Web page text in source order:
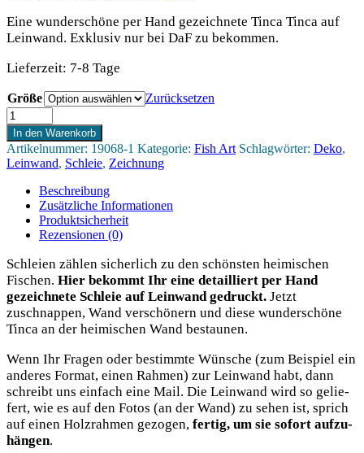
Eine wunderschöne per Hand gezeichnete Tinca Tinca auf
Leinwand. Exklusiv nur bei DaF zu bekommen.
Lieferzeit: 7-8 Tage
Größe
Zurücksetzen
Schleie
-
Leinwand
Menge
In den Warenkorb
Artikelnummer: 19068-1 Kategorie: Fish Art Schlagwörter: Deko,
Leinwand, Schleie, Zeichnung
Beschreibung
Zusätzliche Informationen
Produktsicherheit
Rezensionen (0)
Schlei­en zäh­len sicher­lich zu den schöns­ten hei­mi­schen
Fischen. Hier bekommt Ihr eine detail­liert per Hand
gezeich­ne­te Schleie auf Lein­wand gedruckt. Jetzt
zuschnap­pen, Wand ver­schö­nern und die­se wun­der­schö­ne
Tin­ca an der hei­mi­schen Wand bestaunen.
Wenn Ihr Fra­gen oder bestimm­te Wün­sche (zum Bei­spiel ein
ande­res For­mat, einen Rah­men) zur Lein­wand habt, dann
schreibt uns ein­fach eine Mail. Die Lein­wand wird so gelie­
fert, wie es auf den Fotos (an der Wand) zu sehen ist, sprich
auf einen Holz­rah­men gezo­gen, fer­tig, um sie sofort auf­zu­
hän­gen.